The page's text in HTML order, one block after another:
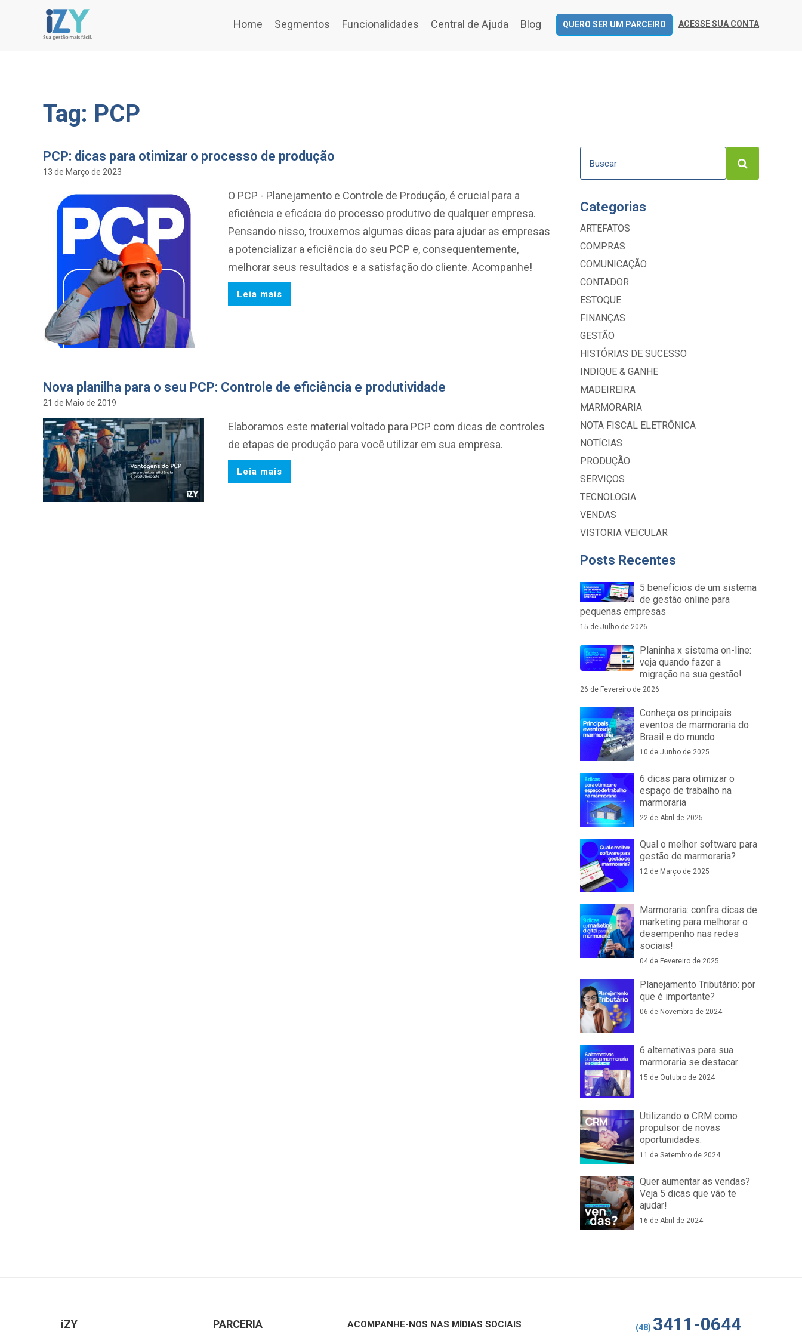
Home Segmentos Funcionalidades Central de Ajuda Blog QUERO SER UM PARCEIRO ACESSE SUA CONTA
Tag: PCP
PCP: dicas para otimizar o processo de produção
13 de Março de 2023
O PCP - Planejamento e Controle de Produção, é crucial para a
eficiência e eficácia do processo produtivo de qualquer empresa.
Pensando nisso, trouxemos algumas dicas para ajudar as empresas
a potencializar a eficiência do seu PCP e, consequentemente,
melhorar seus resultados e a satisfação do cliente. Acompanhe!
Leia mais
Nova planilha para o seu PCP: Controle de eficiência e produtividade
21 de Maio de 2019
Elaboramos este material voltado para PCP com dicas de controles
de etapas de produção para você utilizar em sua empresa.
Leia mais
Categorias
ARTEFATOS
COMPRAS
COMUNICAÇÃO
CONTADOR
ESTOQUE
FINANÇAS
GESTÃO
HISTÓRIAS DE SUCESSO
INDIQUE & GANHE
MADEIREIRA
MARMORARIA
NOTA FISCAL ELETRÔNICA
NOTÍCIAS
PRODUÇÃO
SERVIÇOS
TECNOLOGIA
VENDAS
VISTORIA VEICULAR
Posts Recentes
5 benefícios de um sistema
de gestão online para
pequenas empresas
15 de Julho de 2026
Planinha x sistema on-line:
veja quando fazer a
migração na sua gestão!
26 de Fevereiro de 2026
Conheça os principais
eventos de marmoraria do
Brasil e do mundo
10 de Junho de 2025
6 dicas para otimizar o
espaço de trabalho na
marmoraria
22 de Abril de 2025
Qual o melhor software para
gestão de marmoraria?
12 de Março de 2025
Marmoraria: confira dicas de
marketing para melhorar o
desempenho nas redes
sociais!
04 de Fevereiro de 2025
Planejamento Tributário: por
que é importante?
06 de Novembro de 2024
6 alternativas para sua
marmoraria se destacar
15 de Outubro de 2024
Utilizando o CRM como
propulsor de novas
oportunidades.
11 de Setembro de 2024
Quer aumentar as vendas?
Veja 5 dicas que vão te
ajudar!
16 de Abril de 2024
iZY PARCERIA ACOMPANHE-NOS NAS MÍDIAS SOCIAIS (48) 3411-0644